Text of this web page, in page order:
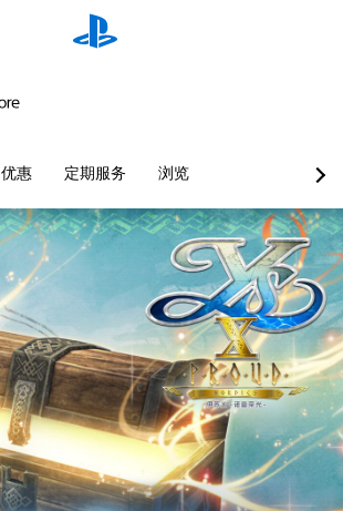
优惠 定期服务 浏览